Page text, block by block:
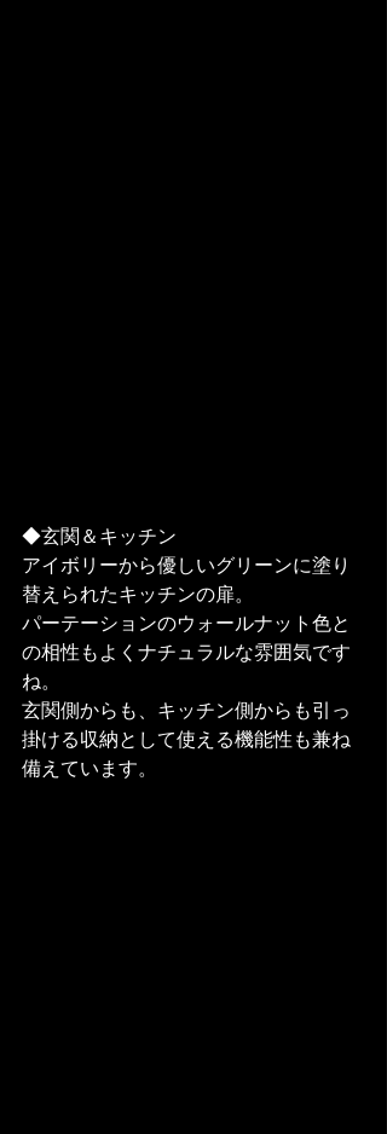
◆玄関＆キッチン
アイボリーから優しいグリーンに塗り
替えられたキッチンの扉。
パーテーションのウォールナット色と
の相性もよくナチュラルな雰囲気です
ね。
玄関側からも、キッチン側からも引っ
掛ける収納として使える機能性も兼ね
備えています。